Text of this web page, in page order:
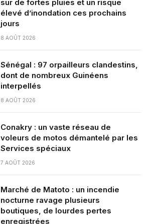
sur de fortes pluies et un risque
élevé d’inondation ces prochains
jours
8 AOÛT 2026
Sénégal : 97 orpailleurs clandestins,
dont de nombreux Guinéens
interpellés
8 AOÛT 2026
Conakry : un vaste réseau de
voleurs de motos démantelé par les
Services spéciaux
7 AOÛT 2026
Marché de Matoto : un incendie
nocturne ravage plusieurs
boutiques, de lourdes pertes
enregistrées